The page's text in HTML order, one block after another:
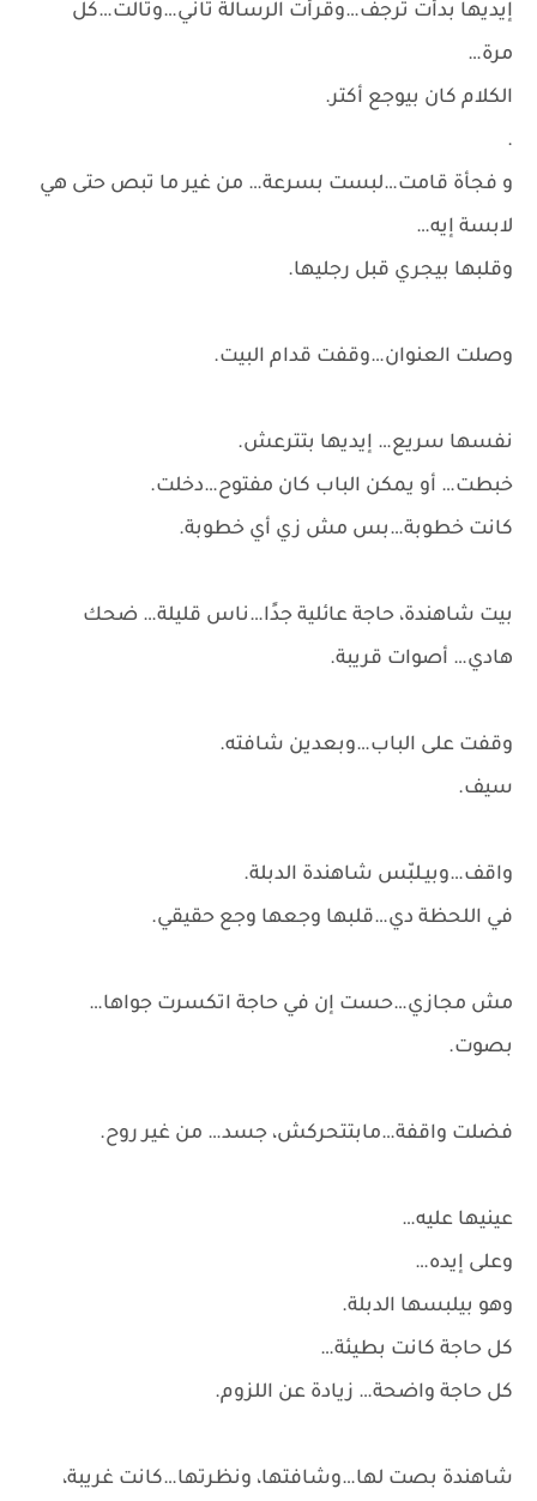
إيديها بدأت ترجف…وقرأت الرسالة تاني…وتالت…كل
مرة…
الكلام كان بيوجع أكتر.
.
و فجأة قامت…لبست بسرعة… من غير ما تبص حتى هي
لابسة إيه…
وقلبها بيجري قبل رجليها.
وصلت العنوان…وقفت قدام البيت.
نفسها سريع… إيديها بتترعش.
خبطت… أو يمكن الباب كان مفتوح…دخلت.
كانت خطوبة…بس مش زي أي خطوبة.
بيت شاهندة، حاجة عائلية جدًا…ناس قليلة… ضحك
هادي… أصوات قريبة.
وقفت على الباب…وبعدين شافته.
سيف.
واقف…وبيـلبّس شاهندة الدبلة.
في اللحظة دي…قلبها وجعها وجع حقيقي.
مش مجازي…حست إن في حاجة اتكسرت جواها…
بصوت.
فضلت واقفة…مابتتحركش، جسد… من غير روح.
عينيها عليه…
وعلى إيده…
وهو بيلبسها الدبلة.
كل حاجة كانت بطيئة…
كل حاجة واضحة… زيادة عن اللزوم.
شاهندة بصت لها…وشافتها، ونظرتها…كانت غريبة،